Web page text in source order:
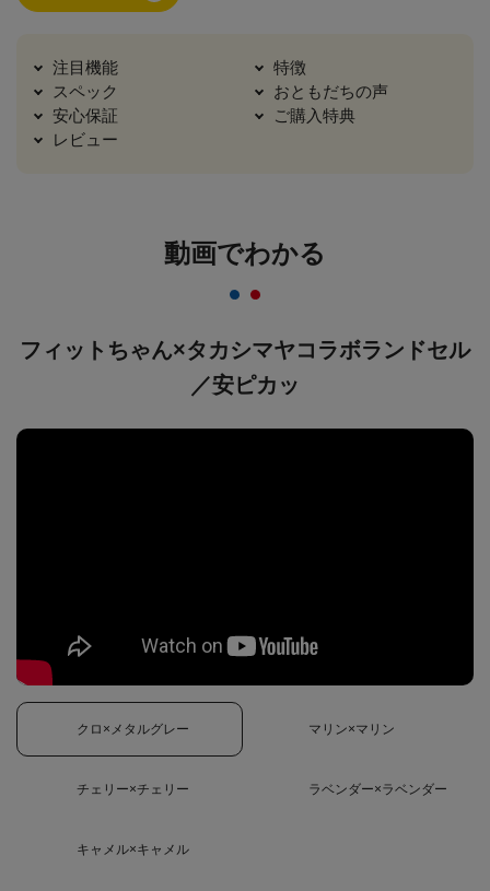
注目機能
特徴
スペック
おともだちの声
安心保証
ご購入特典
レビュー
動画でわかる
フィットちゃん×タカシマヤコラボランドセル
／安ピカッ
クロ×メタルグレー マリン×マリン
チェリー×チェリー ラベンダー×ラベンダー
キャメル×キャメル